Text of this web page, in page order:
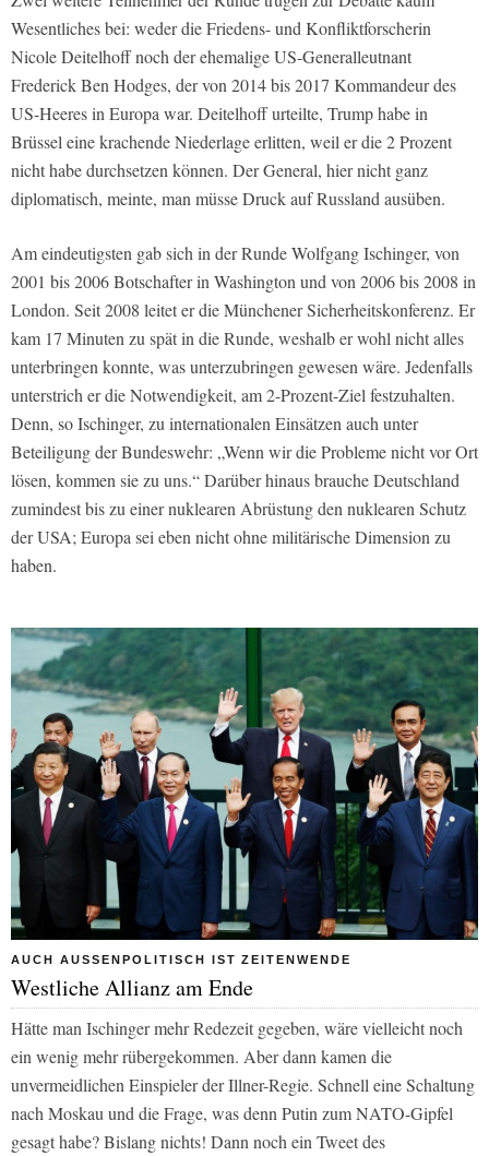
Wesentliches bei: weder die Friedens- und Konfliktforscherin
Nicole Deitelhoff noch der ehemalige US-Generalleutnant
Frederick Ben Hodges, der von 2014 bis 2017 Kommandeur des
US-Heeres in Europa war. Deitelhoff urteilte, Trump habe in
Brüssel eine krachende Niederlage erlitten, weil er die 2 Prozent
nicht habe durchsetzen können. Der General, hier nicht ganz
diplomatisch, meinte, man müsse Druck auf Russland ausüben.
Am eindeutigsten gab sich in der Runde Wolfgang Ischinger, von
2001 bis 2006 Botschafter in Washington und von 2006 bis 2008 in
London. Seit 2008 leitet er die Münchener Sicherheitskonferenz. Er
kam 17 Minuten zu spät in die Runde, weshalb er wohl nicht alles
unterbringen konnte, was unterzubringen gewesen wäre. Jedenfalls
unterstrich er die Notwendigkeit, am 2-Prozent-Ziel festzuhalten.
Denn, so Ischinger, zu internationalen Einsätzen auch unter
Beteiligung der Bundeswehr: „Wenn wir die Probleme nicht vor Ort
lösen, kommen sie zu uns.“ Darüber hinaus brauche Deutschland
zumindest bis zu einer nuklearen Abrüstung den nuklearen Schutz
der USA; Europa sei eben nicht ohne militärische Dimension zu
haben.
AUCH AUSSENPOLITISCH IST ZEITENWENDE
Westliche Allianz am Ende
Hätte man Ischinger mehr Redezeit gegeben, wäre vielleicht noch
ein wenig mehr rübergekommen. Aber dann kamen die
unvermeidlichen Einspieler der Illner-Regie. Schnell eine Schaltung
nach Moskau und die Frage, was denn Putin zum NATO-Gipfel
gesagt habe? Bislang nichts! Dann noch ein Tweet des